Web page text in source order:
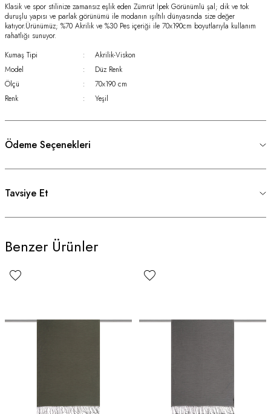
Klasik ve spor stilinize zamansız eşlik eden Zümrüt İpek Görünümlü şal; dik ve tok
duruşlu yapısı ve parlak görünümü ile modanın ışıltılı dünyasında size değer
katıyor.Ürünümüz; %70 Akrilik ve %30 Pes içeriği ile 70x190cm boyutlarıyla kullanım
rahatlığı sunuyor.
Kumaş Tipi
:
Akrilik-Viskon
Model
:
Düz Renk
Ölçü
:
70x190 cm
Renk
: Yeşil
Ödeme Seçenekleri
Tavsiye Et
Benzer Ürünler